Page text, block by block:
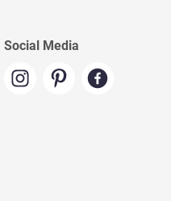
Social Media